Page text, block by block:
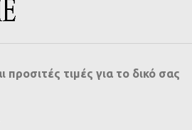
προσιτές τιμές για το δικό σας